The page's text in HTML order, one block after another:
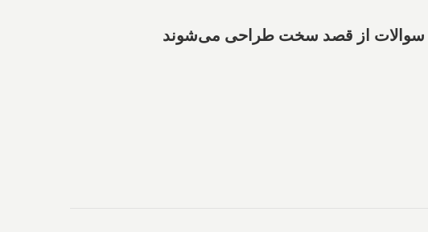
سوالات از قصد سخت طراحی می‌شوند